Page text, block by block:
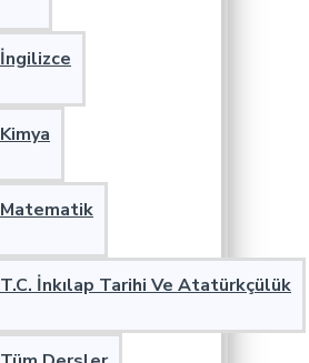
İngilizce
Kimya
Matematik
T.C. İnkılap Tarihi Ve Atatürkçülük